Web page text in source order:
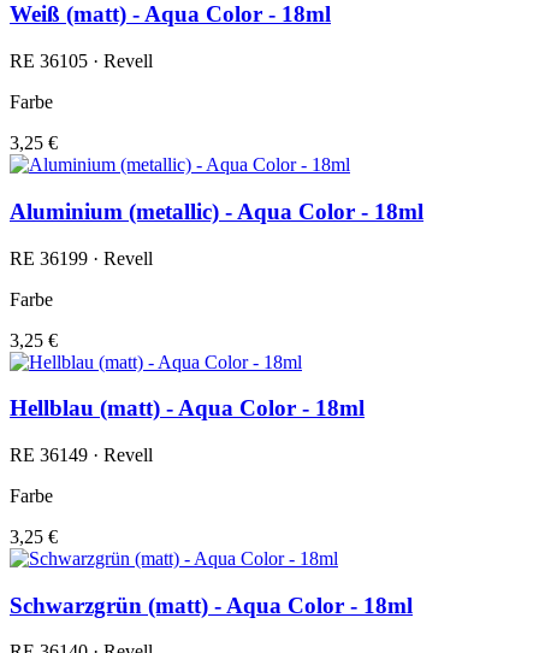
Weiß (matt) - Aqua Color - 18ml
RE 36105 · Revell
Farbe
3,25 €
Aluminium (metallic) - Aqua Color - 18ml
RE 36199 · Revell
Farbe
3,25 €
Hellblau (matt) - Aqua Color - 18ml
RE 36149 · Revell
Farbe
3,25 €
Schwarzgrün (matt) - Aqua Color - 18ml